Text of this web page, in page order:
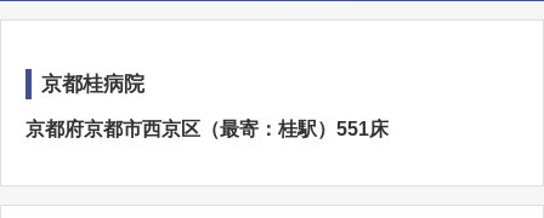
京都桂病院
京都府京都市西京区（最寄：桂駅）551床